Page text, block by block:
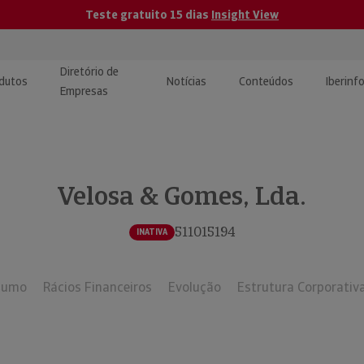
Teste gratuito 15 dias Insight View
e Monitorização de
Diretório de
Empresas
Notícias Conteúdos
| Estudos e
Velosa & Gomes, Lda.
INATIVA 511015194
Rácios Financeiros Evolução Estrutura Corporativa